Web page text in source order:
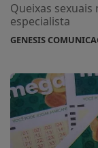
Queixas
especialista
GENESIS